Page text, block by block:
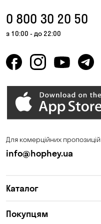
0 800 30 20 50
з 10:00 - до 22:00
Для комерційних пропозицій
info@hophey.ua
Каталог
Покупцям